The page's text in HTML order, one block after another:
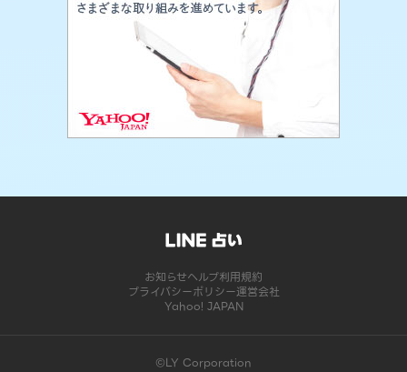
お知らせヘルプ利用規約
プライバシーポリシー運営会社
Yahoo! JAPAN
©LY Corporation